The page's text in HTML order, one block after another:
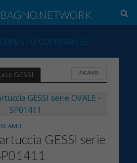
GESSI RICAMBI
GESSI serie